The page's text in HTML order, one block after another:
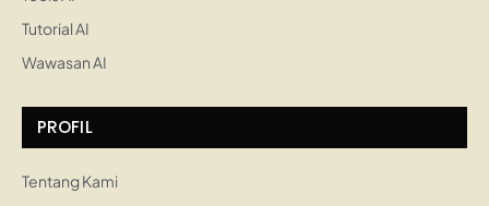
Tutorial AI
Wawasan AI
PROFIL
Tentang Kami